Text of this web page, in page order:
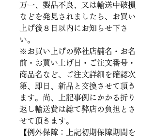
万一、製品不良、又は輸送中破損
などを発見されましたら、お買い
上げ後８日以内にお知らせ下さ
い。
※お買い上げの弊社店舗名・お名
前・お買い上げ日・ご注文番号・
商品名など、ご注文詳細を確認次
第、即日、新品と交換させて頂き
ます。尚、上記事例にかかる折り
返し輸送費は総て弊店の負担とさ
せて頂きます。
【例外保障：上記初期保障期間を